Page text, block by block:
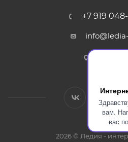
вам.
вас
+7 919
2026 © Ледия -